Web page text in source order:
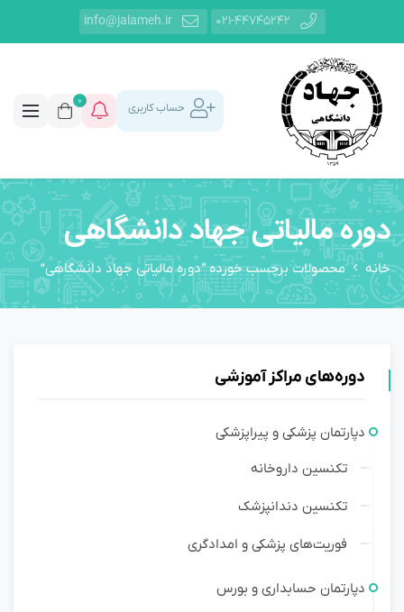
021-44745242
info@jalameh.ir
حساب کاربری
0
دوره مالیاتی جهاد دانشگاهی
خانه محصولات برچسب خورده “دوره مالیاتی جهاد دانشگاهی”
دوره‌های مراکز آموزشی
دپارتمان پزشکی و پیراپزشکی
تکنسین داروخانه
تکنسین دندانپزشک
فوریت‌های پزشکی و امدادگری
دپارتمان حسابداری و بورس